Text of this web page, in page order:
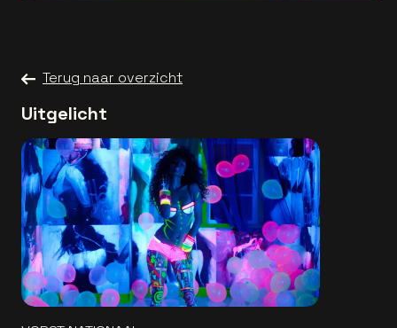
Terug naar overzicht
Uitgelicht